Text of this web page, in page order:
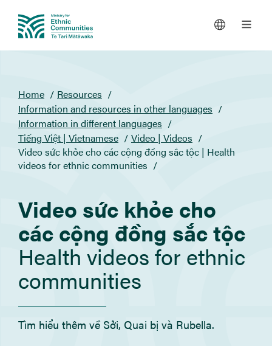
You
are
here
Home
Resources
Information and resources in other languages
Information in different languages
Tiếng Việt | Vietnamese
Video | Videos
Video sức khỏe cho các cộng đồng sắc tộc | Health
videos for ethnic communities
Video sức khỏe cho
các cộng đồng sắc tộc
Health videos for ethnic
communities
Tìm hiểu thêm về Sởi, Quai bị và Rubella.